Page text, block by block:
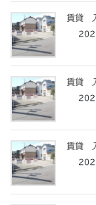
賃貸
賃貸
賃貸